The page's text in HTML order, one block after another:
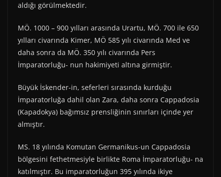
aldığı görülmektedir.
MÖ. 1000 – 900 yılları arasında Urartu, MÖ. 700 ile 650
yılları civarında Kimer, MÖ 585 yılı civarında Med ve
daha sonra da MÖ. 350 yılı civarında Pers
İmparatorluğu- nun hakimiyeti altına girmiştir.
Büyük İskender-in, seferleri sırasında kurduğu
İmparatorluğa dahil olan Zara, daha sonra Cappadosia
(Kapadokya) bağımsız prensliğinin sınırları içinde yer
almıştır.
MS. 18 yılında Komutan Germanikus-un Cappadosia
bölgesini fethetmesiyle birlikte Roma İmparatorluğu- na
katılmıştır. Bu imparatorluğun 395 yılında ikiye